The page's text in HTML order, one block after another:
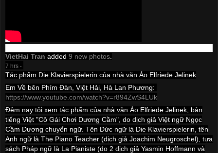
VietHai Tran added 9 new photos
7 hrs ·
Tác phẩm Die Klavierspielerin của nhà văn Áo Elfriede Jelinek
Em Về bên Phím Đàn, Việt Hải, Hà Lan Phương:
https://www.youtube.com/watch?v=r894ZwS4LUk
Đêm nay tôi xem tác phẩm của nhà văn Áo Elfriede Jelinek, bản
tiếng Việt "Cô Gái Chơi Dương Cầm", do dịch giả Việt ngữ Ngọc
Cầm Dương chuyển ngữ. Tên Đức ngữ là Die Klavierspielerin, tên
Anh ngữ là The Piano Teacher (dịch giả Joachim Neugroschel), tựa
sách Pháp ngữ là La Pianiste (do 2 dịch giả Yasmin Hoffmann và